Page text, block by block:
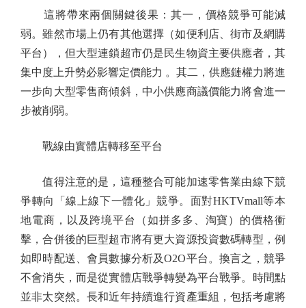
這將帶來兩個關鍵後果：其一，價格競爭可能減
弱。雖然市場上仍有其他選擇（如便利店、街市及網購
平台），但大型連鎖超市仍是民生物資主要供應者，其
集中度上升勢必影響定價能力 。其二，供應鏈權力將進
一步向大型零售商傾斜，中小供應商議價能力將會進一
步被削弱。
戰線由實體店轉移至平台
值得注意的是，這種整合可能加速零售業由線下競
爭轉向「線上線下一體化」競爭。面對HKTVmall等本
地電商，以及跨境平台（如拼多多、淘寶）的價格衝
擊，合併後的巨型超市將有更大資源投資數碼轉型，例
如即時配送、會員數據分析及O2O平台。換言之，競爭
不會消失，而是從實體店戰爭轉變為平台戰爭。時間點
並非太突然。長和近年持續進行資產重組，包括考慮將